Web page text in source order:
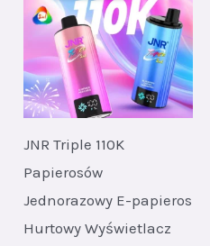
JNR Triple 110K
Papierosów
Jednorazowy E-papieros
Hurtowy Wyświetlacz